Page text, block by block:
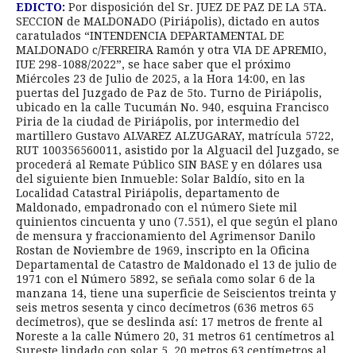
EDICTO: Por disposición del Sr. JUEZ DE PAZ DE LA 5TA.
SECCION de MALDONADO (Piriápolis), dictado en autos
caratulados “INTENDENCIA DEPARTAMENTAL DE
MALDONADO c/FERREIRA Ramón y otra VIA DE APREMIO,
IUE 298-1088/2022”, se hace saber que el próximo
Miércoles 23 de Julio de 2025, a la Hora 14:00, en las
puertas del Juzgado de Paz de 5to. Turno de Piriápolis,
ubicado en la calle Tucumán No. 940, esquina Francisco
Piria de la ciudad de Piriápolis, por intermedio del
martillero Gustavo ALVAREZ ALZUGARAY, matrícula 5722,
RUT 100356560011, asistido por la Alguacil del Juzgado, se
procederá al Remate Público SIN BASE y en dólares usa
del siguiente bien Inmueble: Solar Baldío, sito en la
Localidad Catastral Piriápolis, departamento de
Maldonado, empadronado con el número Siete mil
quinientos cincuenta y uno (7.551), el que según el plano
de mensura y fraccionamiento del Agrimensor Danilo
Rostan de Noviembre de 1969, inscripto en la Oficina
Departamental de Catastro de Maldonado el 13 de julio de
1971 con el Número 5892, se señala como solar 6 de la
manzana 14, tiene una superficie de Seiscientos treinta y
seis metros sesenta y cinco decímetros (636 metros 65
decímetros), que se deslinda así: 17 metros de frente al
Noreste a la calle Número 20, 31 metros 61 centímetros al